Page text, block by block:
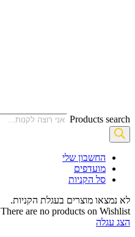
Products search
החשבון שלי‬
‫מועדפים‬‬
סל הקניות
לא נמצאו מוצרים בעגלת הקניות.
There are no products on Wishlist!
הצג עגלה